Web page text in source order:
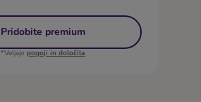
Pridobite premium
*Veljajopogoji in določila